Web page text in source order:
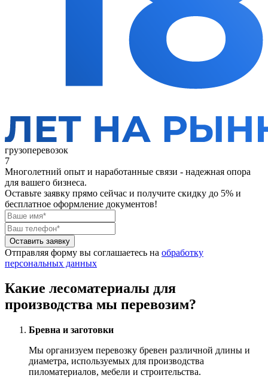
грузоперевозок
7
Многолетний опыт и наработанные связи - надежная опора
для вашего бизнеса.
Оставьте заявку прямо сейчас и получите скидку до 5% и
бесплатное оформление документов!
Оставить заявку
Отправляя форму вы соглашаетесь на обработку
персональных данных
Какие лесоматериалы для
производства мы перевозим?
Бревна и заготовки
Мы организуем перевозку бревен различной длины и
диаметра, используемых для производства
пиломатериалов, мебели и строительства.